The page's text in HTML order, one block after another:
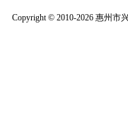
Copyright © 2010-2026惠州市